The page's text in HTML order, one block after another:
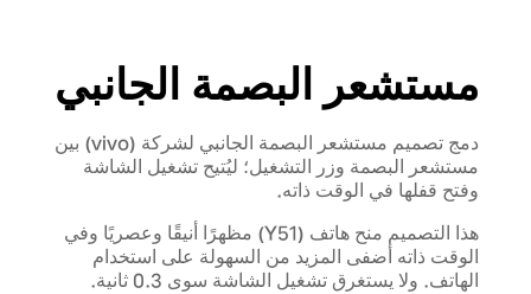
مستشعر البصمة الجانبي
دمج تصميم مستشعر البصمة الجانبي لشركة (vivo) بين
مستشعر البصمة وزر التشغيل؛ ليُتيح تشغيل الشاشة
وفتح قفلها في الوقت ذاته.
هذا التصميم منح هاتف (Y51) مظهرًا أنيقًا وعصريًا وفي
الوقت ذاته أضفى المزيد من السهولة على استخدام
الهاتف. ولا يستغرق تشغيل الشاشة سوى 0.3 ثانية.